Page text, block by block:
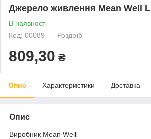
Джерело живлення Mean Well
В наявності
Код: 00089
Роздріб
809,30 ₴
Опис Характеристики Доставка
Опис
Виробник Mean Well